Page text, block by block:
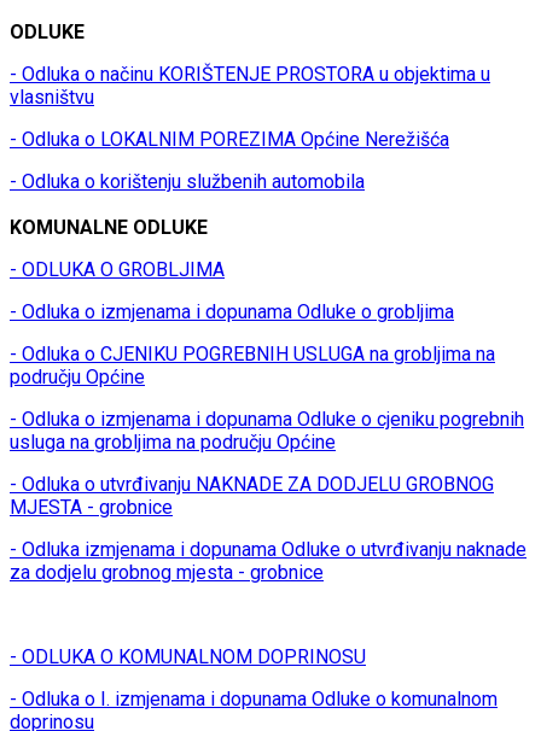
ODLUKE
- Odluka o načinu KORIŠTENJE PROSTORA u objektima u
vlasništvu
- Odluka o LOKALNIM POREZIMA Općine Nerežišća
- Odluka o korištenju službenih automobila
KOMUNALNE ODLUKE
- ODLUKA O GROBLJIMA
- Odluka o izmjenama i dopunama Odluke o grobljima
- Odluka o CJENIKU POGREBNIH USLUGA na grobljima na
području Općine
- Odluka o izmjenama i dopunama Odluke o cjeniku pogrebnih
usluga na grobljima na području Općine
- Odluka o utvrđivanju NAKNADE ZA DODJELU GROBNOG
MJESTA - grobnice
- Odluka izmjenama i dopunama Odluke o utvrđivanju naknade
za dodjelu grobnog mjesta - grobnice
- ODLUKA O KOMUNALNOM DOPRINOSU
- Odluka o I. izmjenama i dopunama Odluke o komunalnom
doprinosu